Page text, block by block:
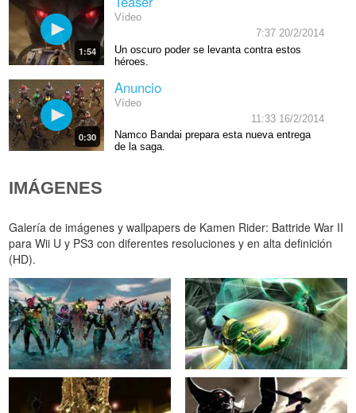
1:54
Vídeo
7:37 20/2/2014
Un oscuro poder se levanta contra estos
héroes.
0:30
Anuncio
Vídeo
11:33 16/2/2014
Namco Bandai prepara esta nueva entrega
de la saga.
IMÁGENES
Galería de imágenes y wallpapers de Kamen Rider: Battride War II
para Wii U y PS3 con diferentes resoluciones y en alta definición
(HD).